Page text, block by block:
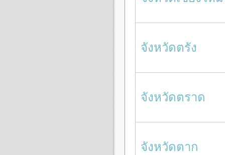
จังหวัดตรัง
จังหวัดตราด
จังหวัดตาก